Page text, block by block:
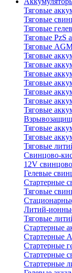
Тяговые
Тяговые
Тяговые
Тяговые PzS
Тяговые
Тяговые
Тяговые
Тяговые
Тяговые
Тяговые
Тяговые
Тяговые
Тяговые
Тяговые
Тяговые
Свинцово-
12V
Гелевые
Стартерные
Тяговые
Литий-
Тяговые
Стартерные
Стартерные
Стартерные
Стартерные
Стартерные